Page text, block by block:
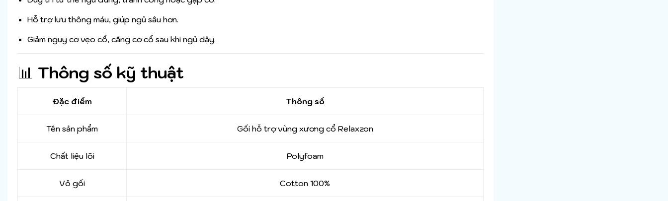
Hỗ trợ lưu thông máu, giúp ngủ sâu hơn.
Giảm nguy cơ vẹo cổ, căng cơ cổ sau khi ngủ dậy.
📊 Thông số kỹ thuật
Đặc điểm Thông số
Tên sản phẩm Gối hỗ trợ vùng xương cổ Relaxzon
Chất liệu lõi Polyfoam
Vỏ gối Cotton 100%